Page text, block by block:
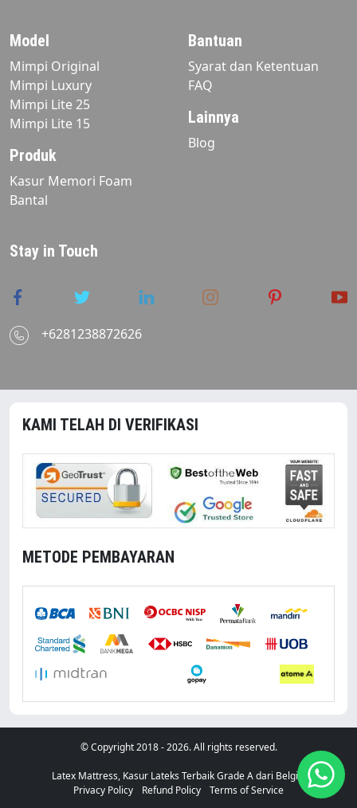
Model
Mimpi Original
Mimpi Luxury
Mimpi Lite 25
Mimpi Lite 15
Produk
Kasur Memori Foam
Bantal
Bantuan
Syarat dan Ketentuan
FAQ
Lainnya
Blog
Stay in Touch
+6281238872626
KAMI TELAH DI VERIFIKASI
METODE PEMBAYARAN
With You
© Copyright 2018 - 2026. All rights reserved.
Latex Mattress, Kasur Lateks Terbaik Grade A dari Belgia.
Privacy Policy
Refund Policy Terms of Service